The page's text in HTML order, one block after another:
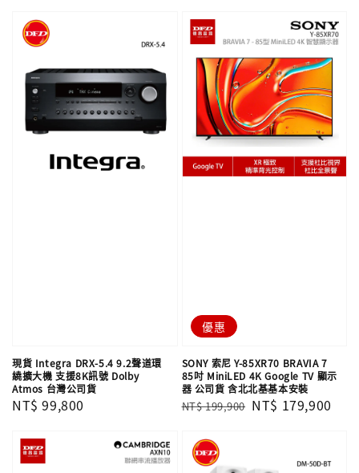
現貨 Integra DRX-5.4 9.2聲道環
繞擴大機 支援8K訊號 Dolby
Atmos 台灣公司貨
Regular
NT$ 99,800
優惠
SONY 索尼 Y-85XR70 BRAVIA 7
85吋 MiniLED 4K Google TV 顯示
器 公司貨 含北北基基本安裝
Regular
NT$ 199,900 Sale
NT$ 179,900